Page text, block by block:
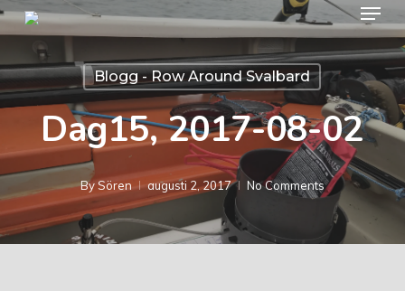
Skip
main
content
Blogg - Row Around Svalbard
Dag15, 2017-08-02
BySören augusti 2, 2017 No Comments
Close
Menu